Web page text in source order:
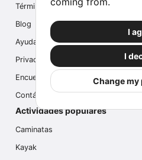
I
I
Change my
Términos
Blog
Ayuda
Privacidad
Encuesta
Contáctanos
Actividades populares
Caminatas
Kayak